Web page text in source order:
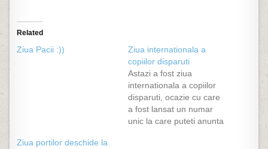
Related
Ziua Pacii :))
Ziua internationala a
copiilor disparuti
Astazi a fost ziua
internationala a copiilor
disparuti, ocazie cu care
a fost lansat un numar
unic la care puteti anunta
Ziua portilor deschide la